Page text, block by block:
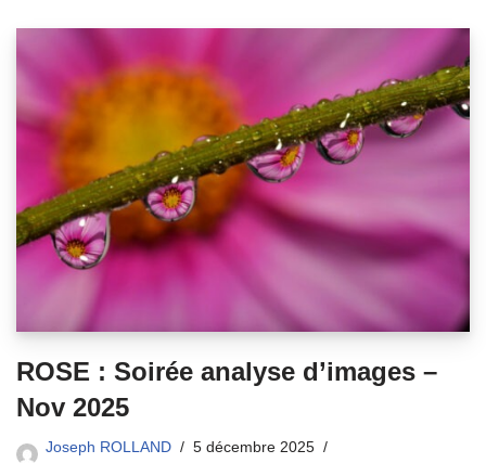
ROSE : Soirée analyse d’images –
Nov 2025
Joseph ROLLAND
5 décembre 2025